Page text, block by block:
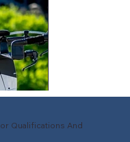
Qualifications And